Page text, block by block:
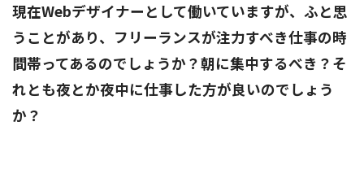
現在Webデザイナーとして働いていますが、ふと思
うことがあり、フリーランスが注力すべき仕事の時
間帯ってあるのでしょうか？朝に集中するべき？そ
れとも夜とか夜中に仕事した方が良いのでしょう
か？